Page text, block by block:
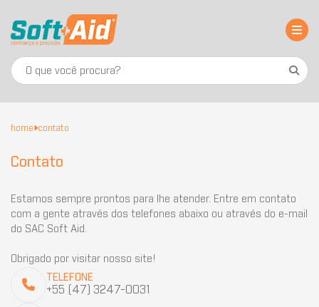
home contato
Contato
Estamos sempre prontos para lhe atender. Entre em contato
com a gente através dos telefones abaixo ou através do e-mail
do SAC Soft Aid.
Obrigado por visitar nosso site!
TELEFONE
+55 (47) 3247-0031